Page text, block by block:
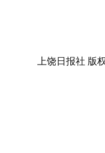
上饶日报社 版